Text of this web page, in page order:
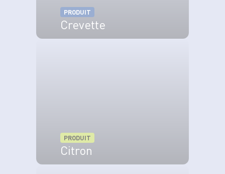
PRODUIT
Crevette
PRODUIT
Citron